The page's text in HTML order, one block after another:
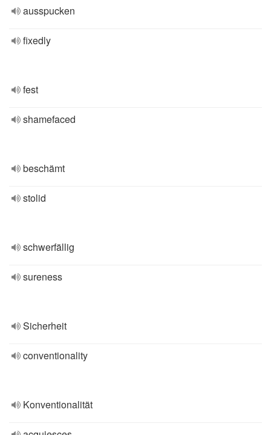
ausspucken
fixedly
fest
shamefaced
beschämt
stolid
schwerfällig
sureness
Sicherheit
conventionality
Konventionalität